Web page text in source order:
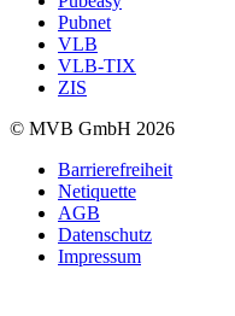
Pubnet
VLB
VLB-TIX
ZIS
© MVB GmbH 2026
Barrierefreiheit
Netiquette
AGB
Datenschutz
Impressum